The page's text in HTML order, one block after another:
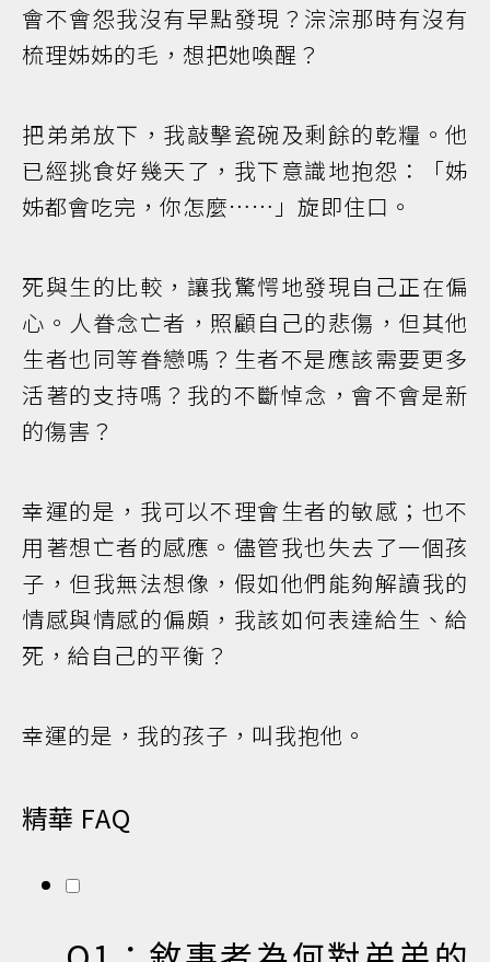
會不會怨我沒有早點發現？淙淙那時有沒有
梳理姊姊的毛，想把她喚醒？
把弟弟放下，我敲擊瓷碗及剩餘的乾糧。他
已經挑食好幾天了，我下意識地抱怨：「姊
姊都會吃完，你怎麼……」旋即住口。
死與生的比較，讓我驚愕地發現自己正在偏
心。人眷念亡者，照顧自己的悲傷，但其他
生者也同等眷戀嗎？生者不是應該需要更多
活著的支持嗎？我的不斷悼念，會不會是新
的傷害？
幸運的是，我可以不理會生者的敏感；也不
用著想亡者的感應。儘管我也失去了一個孩
子，但我無法想像，假如他們能夠解讀我的
情感與情感的偏頗，我該如何表達給生、給
死，給自己的平衡？
幸運的是，我的孩子，叫我抱他。
精華 FAQ